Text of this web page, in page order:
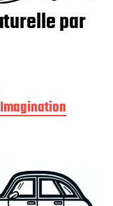
par
Imagination